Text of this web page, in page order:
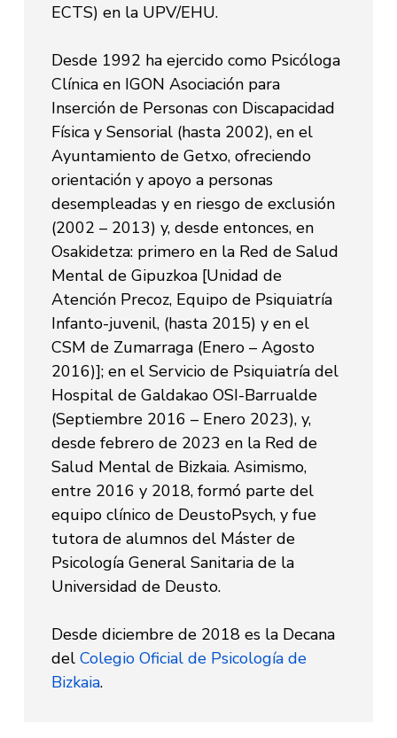
ECTS) en la UPV/EHU.
Desde 1992 ha ejercido como Psicóloga
Clínica en IGON Asociación para
Inserción de Personas con Discapacidad
Física y Sensorial (hasta 2002), en el
Ayuntamiento de Getxo, ofreciendo
orientación y apoyo a personas
desempleadas y en riesgo de exclusión
(2002 – 2013) y, desde entonces, en
Osakidetza: primero en la Red de Salud
Mental de Gipuzkoa [Unidad de
Atención Precoz, Equipo de Psiquiatría
Infanto-juvenil, (hasta 2015) y en el
CSM de Zumarraga (Enero – Agosto
2016)]; en el Servicio de Psiquiatría del
Hospital de Galdakao OSI-Barrualde
(Septiembre 2016 – Enero 2023), y,
desde febrero de 2023 en la Red de
Salud Mental de Bizkaia. Asimismo,
entre 2016 y 2018, formó parte del
equipo clínico de DeustoPsych, y fue
tutora de alumnos del Máster de
Psicología General Sanitaria de la
Universidad de Deusto.
Desde diciembre de 2018 es la Decana
delColegio Oficial de Psicología de
Bizkaia.